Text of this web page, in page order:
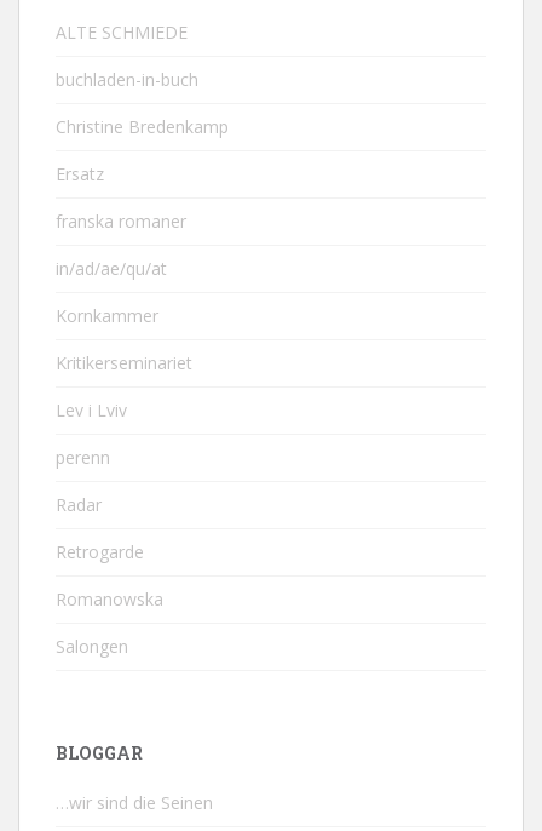
ALTE SCHMIEDE
buchladen-in-buch
Christine Bredenkamp
Ersatz
franska romaner
in/ad/ae/qu/at
Kornkammer
Kritikerseminariet
Lev i Lviv
perenn
Radar
Retrogarde
Romanowska
Salongen
BLOGGAR
…wir sind die Seinen